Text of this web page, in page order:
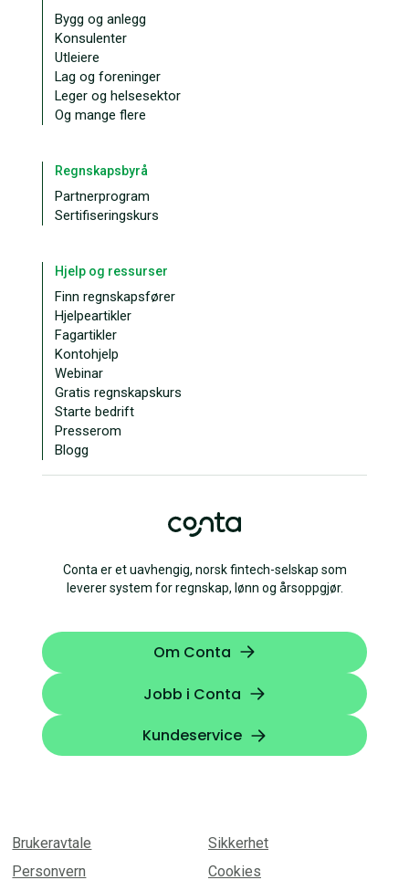
Conta er et uavhengig, norsk fintech-selskap som
leverer system for regnskap, lønn og årsoppgjør.
Om Conta
Jobb i Conta
Kundeservice
Bygg og anlegg
Konsulenter
Utleiere
Lag og foreninger
Leger og helsesektor
Og mange flere
Regnskapsbyrå
Partnerprogram
Sertifiseringskurs
Hjelp og ressurser
Finn regnskapsfører
Hjelpeartikler
Fagartikler
Kontohjelp
Webinar
Gratis regnskapskurs
Starte bedrift
Presserom
Blogg
Brukeravtale
Sikkerhet
Personvern
Cookies